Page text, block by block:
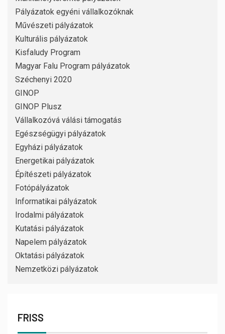
Pályázatok egyéni vállalkozóknak
Művészeti pályázatok
Kulturális pályázatok
Kisfaludy Program
Magyar Falu Program pályázatok
Széchenyi 2020
GINOP
GINOP Plusz
Vállalkozóvá válási támogatás
Egészségügyi pályázatok
Egyházi pályázatok
Energetikai pályázatok
Építészeti pályázatok
Fotópályázatok
Informatikai pályázatok
Irodalmi pályázatok
Kutatási pályázatok
Napelem pályázatok
Oktatási pályázatok
Nemzetközi pályázatok
FRISS